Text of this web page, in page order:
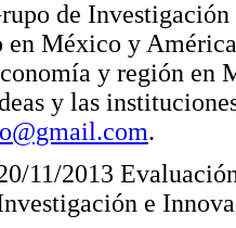
de
en México y
y región
y las
.
11/2013
e